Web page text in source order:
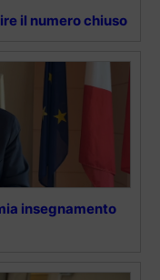
il numero chiuso
insegnamento